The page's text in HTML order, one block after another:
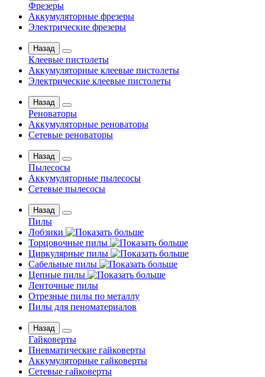
Фрезеры
Аккумуляторные фрезеры
Электрические фрезеры
Назад
Клеевые пистолеты
Аккумуляторные клеевые пистолеты
Электрические клеевые пистолеты
Назад
Реноваторы
Аккумуляторные реноваторы
Сетевые реноваторы
Назад
Пылесосы
Аккумуляторные пылесосы
Сетевые пылесосы
Назад
Пилы
Лобзики
Торцовочные пилы
Циркулярные пилы
Сабельные пилы
Цепные пилы
Ленточные пилы
Отрезные пилы по металлу
Пилы для пеноматериалов
Назад
Гайковерты
Пневматические гайковерты
Аккумуляторные гайковерты
Сетевые гайковерты